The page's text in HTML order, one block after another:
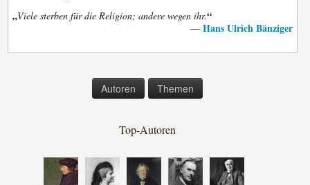
„Viele sterben für die Religion; andere wegen ihr.“
— Hans Ulrich Bänziger
Autoren Themen
Top-Autoren